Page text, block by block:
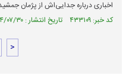
اخباری درباره جدایی‌اش از پژمان
کد خبر: ۴۳۳۱۰۹ تاریخ انتشار : ۱۴۰۴/۰۷/۳۰
>